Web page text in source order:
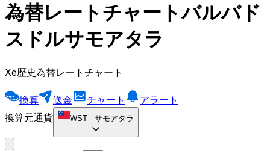
為替レートチャートバルバド
スドルサモアタラ
Xe歴史為替レートチャート
換算 送金 チャート
アラート
換算元通貨
WST - サモアタラ